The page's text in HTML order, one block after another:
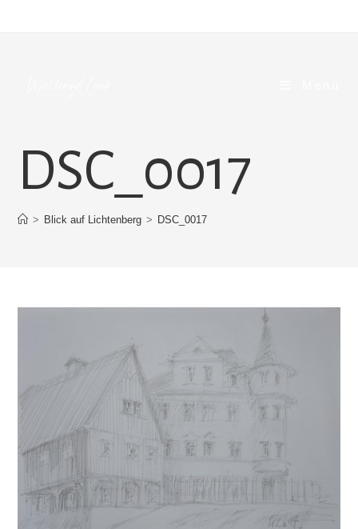
DSC_0017
> Blick auf Lichtenberg > DSC_0017